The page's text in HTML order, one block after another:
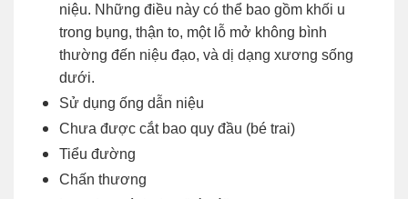
niệu. Những điều này có thể bao gồm khối u
trong bụng, thận to, một lỗ mở không bình
thường đến niệu đạo, và dị dạng xương sống
dưới.
Sử dụng ống dẫn niệu
Chưa được cắt bao quy đầu (bé trai)
Tiểu đường
Chấn thương